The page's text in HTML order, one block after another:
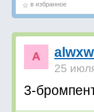
в избранное
25
3-